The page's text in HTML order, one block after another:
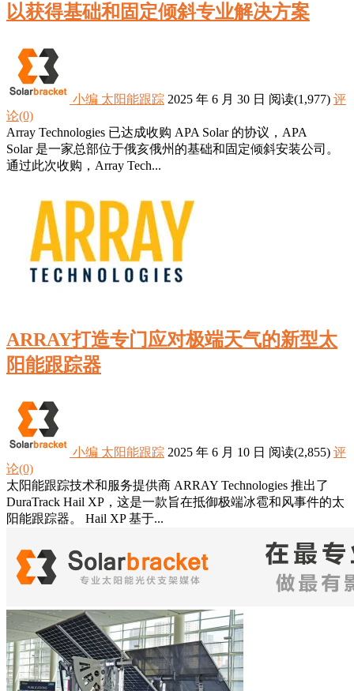
以获得基础和固定倾斜专业解决方案
小编 太阳能跟踪 2025 年 6 月 30 日 阅读(1,977) 评
论(0)
Array Technologies 已达成收购 APA Solar 的协议，APA
Solar 是一家总部位于俄亥俄州的基础和固定倾斜安装公司。
通过此次收购，Array Tech...
ARRAY打造专门应对极端天气的新型太
阳能跟踪器
小编 太阳能跟踪 2025 年 6 月 10 日 阅读(2,855) 评
论(0)
太阳能跟踪技术和服务提供商 ARRAY Technologies 推出了
DuraTrack Hail XP，这是一款旨在抵御极端冰雹和风事件的太
阳能跟踪器。 Hail XP 基于...